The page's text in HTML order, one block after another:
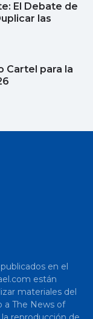
El Debate de
las
Cartel para la
en el
están
materiales del
a The News of